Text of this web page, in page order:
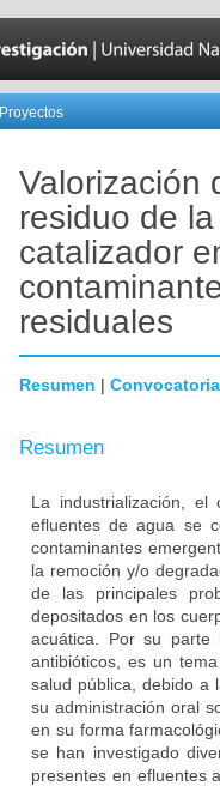
Proyectos
Valorización
residuo de
catalizador
residuales
Resumen | Convocatoria
Resumen
La industrialización,
efluentes de agua se
contaminantes
la remoción y/o
de las principales
depositados en los
acuática. Por su parte
antibióticos, es un
salud pública, debido a
su administración oral
en su forma
se han investigado
presentes en efluentes